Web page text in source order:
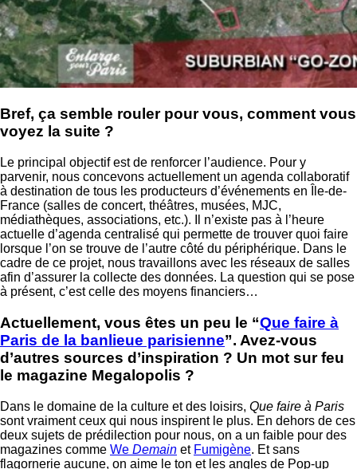
Bref, ça semble rouler pour vous, comment vous
voyez la suite ?
Le principal objectif est de renforcer l’audience. Pour y
parvenir, nous concevons actuellement un agenda collaboratif
à destination de tous les producteurs d’événements en Île-de-
France (salles de concert, théâtres, musées, MJC,
médiathèques, associations, etc.). Il n’existe pas à l’heure
actuelle d’agenda centralisé qui permette de trouver quoi faire
lorsque l’on se trouve de l’autre côté du périphérique. Dans le
cadre de ce projet, nous travaillons avec les réseaux de salles
afin d’assurer la collecte des données. La question qui se pose
à présent, c’est celle des moyens financiers…
Actuellement, vous êtes un peu le “Que faire à
Paris de la banlieue parisienne”. Avez-vous
d’autres sources d’inspiration ? Un mot sur feu
le magazine Megalopolis ?
Dans le domaine de la culture et des loisirs, Que faire à Paris
sont vraiment ceux qui nous inspirent le plus. En dehors de ces
deux sujets de prédilection pour nous, on a un faible pour des
magazines comme We Demain et Fumigène. Et sans
flagornerie aucune, on aime le ton et les angles de Pop-up